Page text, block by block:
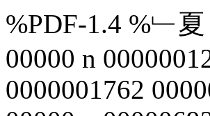
%PDF-1.4 %﹂
00000 n
0000001762